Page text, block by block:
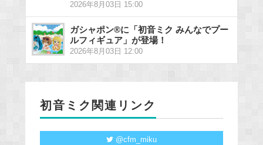
2026年8月03日 15:00
ガシャポン®に「初音ミク みんなでプー
ルフィギュア」が登場！
2026年8月03日 12:00
初音ミク関連リンク
@cfm_miku